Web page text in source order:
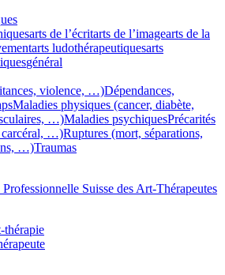
arts de l’écritarts de l’imagearts de la
arts ludothérapeutiquesarts
général
violence, …)Dépendances,
Maladies physiques (cancer, diabète,
…)Maladies psychiquesPrécarités
carcéral, …)Ruptures (mort, séparations,
…)Traumas
thérapie